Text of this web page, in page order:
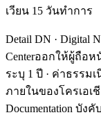
เวียน 15 วันทำการ
Detail DN · Digital
Centerออกให้ผู้ถือ
ระบุ 1 ปี · ค่าธรรม
ภายในของโครเอเชี
Documentation บัง